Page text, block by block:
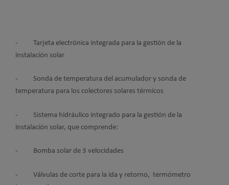
- Tarjeta electrónica integrada para la gestión de la
instalación solar
- Sonda de temperatura del acumulador y sonda de
temperatura para los colectores solares térmicos
- Sistema hidráulico integrado para la gestión de la
instalación solar, que comprende:
- Bomba solar de 3 velocidades
- Válvulas de corte para la ida y retorno, termómetro